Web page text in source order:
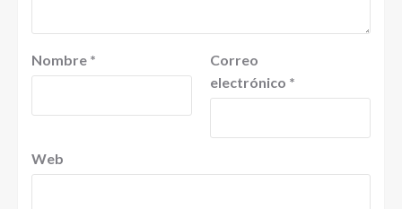
Nombre *
Correo
electrónico *
Web